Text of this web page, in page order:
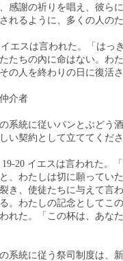
感謝の祈りを唱え、彼ら
れるように、多くの人の
イエスは言われた。「は
たちの內に命はない。わ
の人を終わりの日に復活さ
介者
系統に従いパンとぶどう
い契約として立ててくださ
19-20 イエスは言われた。
、わたしは切に願ってい
き、使徒たちに与えて言
。わたしの記念としてこ
れた。「この杯は、あな
系統に従う祭司制度は、